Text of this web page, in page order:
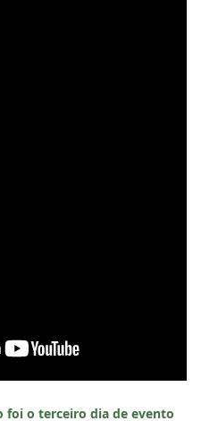
foi o terceiro dia de evento